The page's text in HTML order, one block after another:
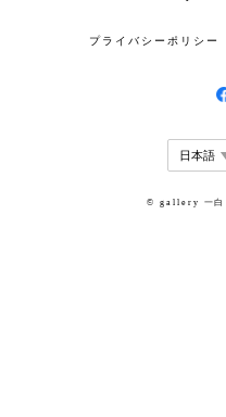
プライバシーポリシー
© gallery 一